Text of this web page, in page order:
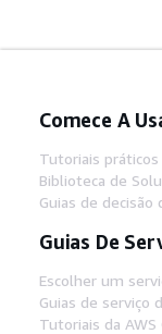
Comece A
Tutoriais práticos
Biblioteca de
Guias de decisão
Guias De
Escolher um
Guias de serviço
Tutoriais da AWS